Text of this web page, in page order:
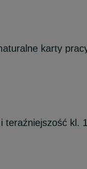
karty
teraźniejszość kl.